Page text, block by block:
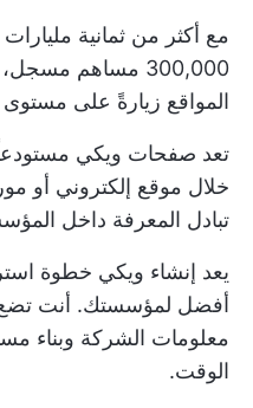
مع أكثر من ثمانية
300,000 مساهم
المواقع زيارةً على مستوى
تعد صفحات ويكي
خلال موقع إلكتروني أو
تبادل المعرفة داخل
يعد إنشاء ويكي خطوة
أفضل لمؤسستك. أنت تضع
معلومات الشركة وبناء
الوقت.